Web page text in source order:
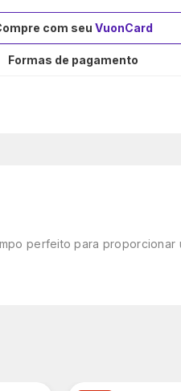
com seu VuonCard
Formas de pagamento
perfeito para proporcionar